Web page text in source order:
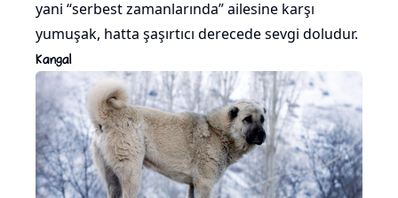
yani “serbest zamanlarında” ailesine karşı
yumuşak, hatta şaşırtıcı derecede sevgi doludur.
Kangal